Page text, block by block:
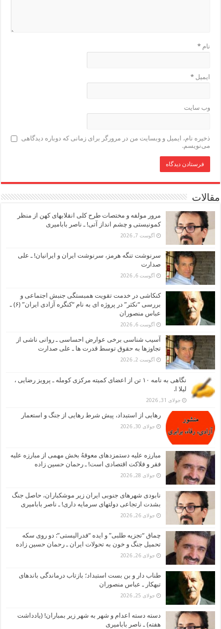
نام*
ایمیل*
وب‌ سایت
ذخیره نام، ایمیل و وبسایت من در مرورگر برای زمانی که دوباره دیدگاهی
می‌نویسم.
مقالات
مرور مولفه و مختصات طرح کلی انقلابهای کهن از منظر
کمونیستی و چشم انداز آتی! ـ ناصر بابامیری
آگوست 7, 2026
سرنوشت تنگه هرمز، سرنوشت ایران و ایرانیان! ـ علی
صدارت
آگوست 6, 2026
کنکاشی در خدمت تقویت همبستگی جنبش اجتماعی و
بررسی “نکثر” در پروژه ای به نام “کنگره آزادی ایران” (۶) ـ
عباس منصوران
آگوست 6, 2026
آسیب شناسی برخی عوارض احساسی ـ روانی ناشی از
تجاوزها به حقوق توسط قدرت ها ـ علی صدارت
آگوست 2, 2026
نگاهی به نامه ۱۰ تن از اعضای کمیته مرکزی کومله ـ پرویز رضایی ،
لیلا ا.
جولای 31, 2026
رهایی از استبداد، پیش شرط رهایی از جنگ و استعمار
جولای 30, 2026
مبارزه علیه دستمزدهای معوقهُ بخش مهمی از مبارزه علیه
فقر و فلاکت اقتصادی است! ـ رحمان حسین زاده
جولای 28, 2026
نابودی شهرهای جنوبی ایران زیر موشکباران، حاصل جنگ
بشدت ارتجاعی دولتهای سرمایه داری! ـ ناصر بابامیری
جولای 26, 2026
چماق “تجزیه طلبی” و ایده “فدرالیستی”: دو روی سکه
تحمیل جنگ و خون به تحولات ایران ـ رحمان حسین زاده
جولای 26, 2026
طناب دار و بن بست استبداد؛ بازتاب درماندگی باندهای
تبهکار ـ عباس منصوران
جولای 25, 2026
دسته دسته اعدام و شهر به شهر زیر بمباران! (یادداشت
هفته) ـ ناصر بابامیری